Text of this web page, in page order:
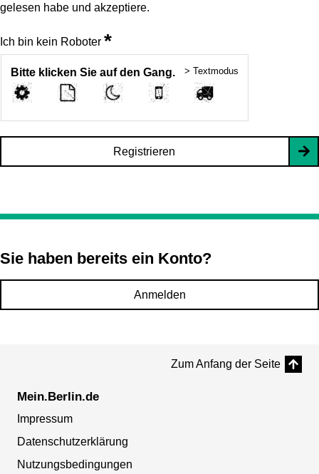
gelesen habe und akzeptiere.
Ich bin kein Roboter *
Bitte klicken Sie auf den Gang. > Textmodus
Registrieren
Sie haben bereits ein Konto?
Anmelden
Zum Anfang der Seite
Mein.Berlin.de
Impressum
Datenschutzerklärung
Nutzungsbedingungen